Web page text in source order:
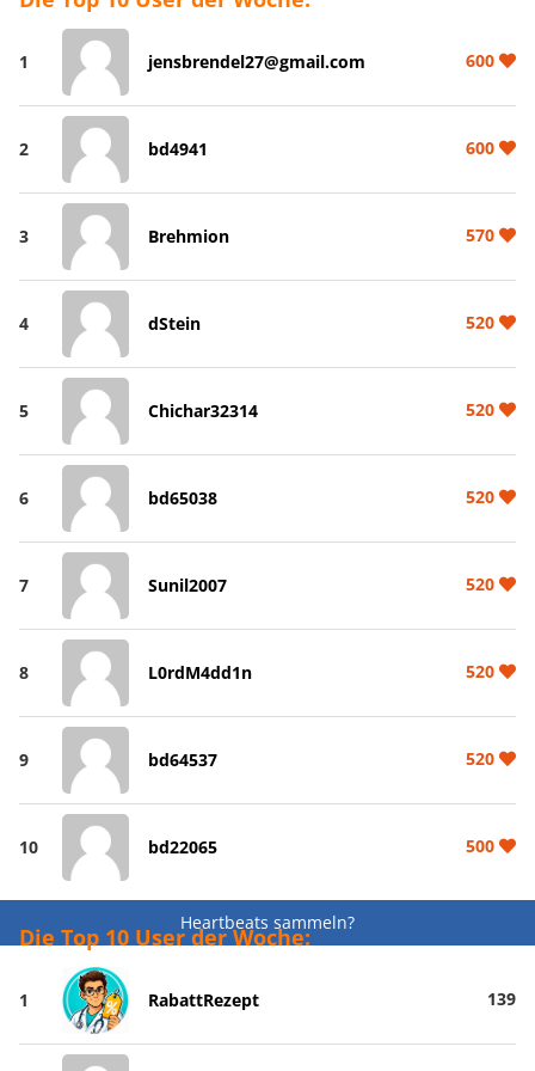
1 jensbrendel27@gmail.com 600
2 bd4941 600
3 Brehmion 570
4 dStein 520
5 Chichar32314 520
6 bd65038 520
7 Sunil2007 520
8 L0rdM4dd1n 520
9 bd64537 520
10 bd22065 500
Heartbeats sammeln?
Die Top 10 User der Woche:
1 RabattRezept 139